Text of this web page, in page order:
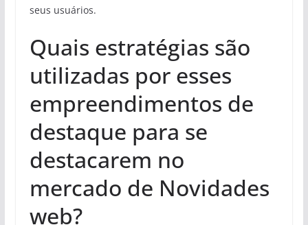
seus usuários.
Quais estratégias são
utilizadas por esses
empreendimentos de
destaque para se
destacarem no
mercado de Novidades
web?